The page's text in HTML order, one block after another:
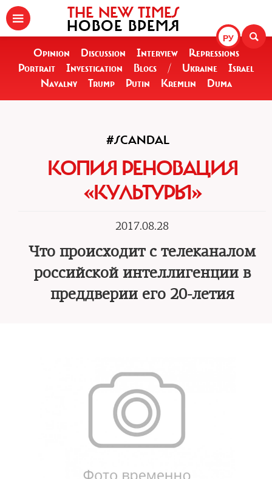
РУ
THE NEW TIMES
НОВОЕ ВРЕМЯ
Opinion Discussion Interview
Repressions
Portrait
Investigation Blogs / Ukraine
Israel
Navalny
Trump Putin Kremlin Duma
#SCANDAL
КОПИЯ РЕНОВАЦИЯ
«КУЛЬТУРЫ»
2017.08.28
Что происходит с телеканалом
российской интеллигенции в
преддверии его 20-летия